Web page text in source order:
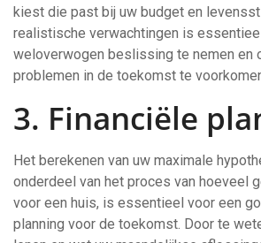
kiest die past bij uw budget en
realistische verwachtingen is
weloverwogen beslissing te nemen en
problemen in de toekomst te
3. Financiële
Het berekenen van uw maximale
onderdeel van het proces van hoeveel
voor een huis, is essentieel voor een
planning voor de toekomst. Door te